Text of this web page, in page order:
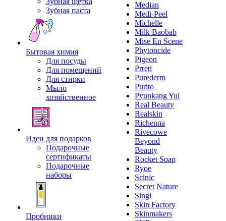
Зубная паста
Бытовая химия
Для посуды
Для помещений
Для стирки
Мыло
хозяйственное
Идеи для подарков
Подарочные
сертификаты
Подарочные
наборы
Пробники
Median
Medi-Peel
Michelle
Milk Baobab
Mise En Scene
Phytoncide
Pigeon
Prreti
Purederm
Purito
Pyunkang Yul
Real Beauty
Realskin
Richenna
Rivecowe
Beyond
Beauty
Rocket Soap
Ryoe
Scinic
Secret Nature
Singi
Skin Factory
Skinmakers